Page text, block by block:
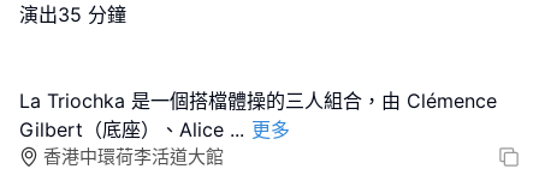
演出35 分鐘
La Triochka 是一個搭檔體操的三人組合，由 Clémence
Gilbert（底座）、Alice ... 更多
香港中環荷李活道大館